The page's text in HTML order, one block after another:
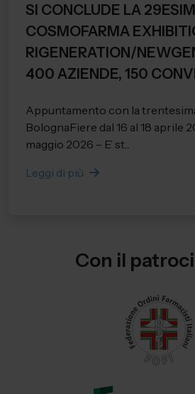
SI CONCLUDE LA
COSMOFARMA
RIGENERATION/
400 AZIENDE, 150
REGISTRATE.
Appuntamento con la
BolognaFiere dal 16 al 18 aprile
maggio 2026 – E’ st...
Leggi di più
Con il